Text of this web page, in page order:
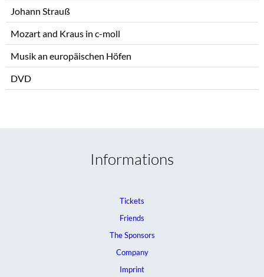
Johann Strauß
Mozart and Kraus in c-moll
Musik an europäischen Höfen
DVD
Informations
Tickets
Friends
The Sponsors
Company
Imprint